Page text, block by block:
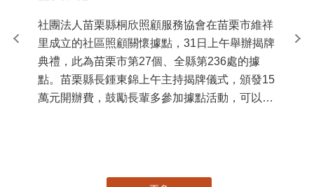
社團法人苗栗縣桐欣照顧服務協會在苗栗市維祥
里成立的社區照顧關懷據點，31日上午舉辦揭牌
典禮，此為苗栗市第27個、全縣第236處的據
點。苗栗縣長鍾東錦上午主持揭牌儀式，頒發15
萬元開辦費，鼓勵長輩多參加據點活動，可以更
苗